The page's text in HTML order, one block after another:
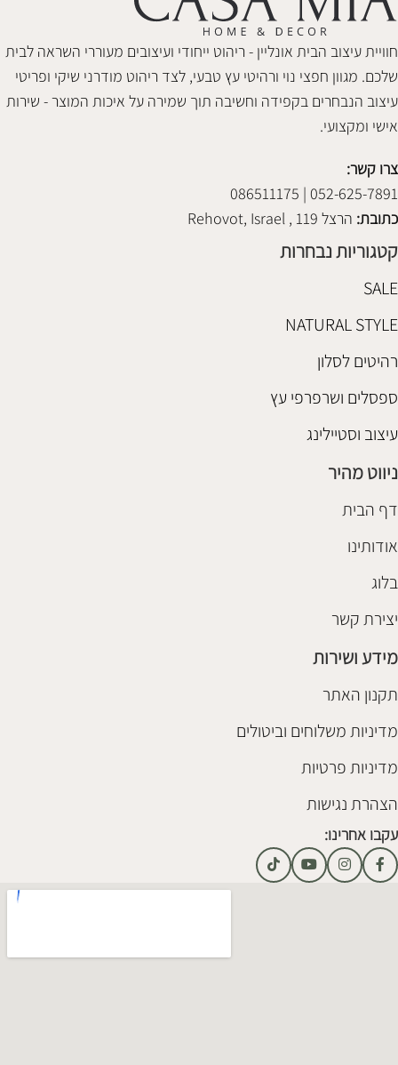
חוויית עיצוב הבית אונליין - ריהוט ייחודי ועיצובים מעוררי השראה לבית
שלכם. מגוון חפצי נוי ורהיטי עץ טבעי, לצד ריהוט מודרני שיקי ופריטי
עיצוב הנבחרים בקפידה וחשיבה תוך שמירה על איכות המוצר - שירות
אישי ומקצועי.
צרו קשר:
052-625-7891 | 086511175
כתובת: הרצל 119 , Rehovot, Israel
קטגוריות נבחרות
SALE
NATURAL STYLE
רהיטים לסלון
ספסלים ושרפרפי עץ
עיצוב וסטיילינג
ניווט מהיר
דף הבית
אודותינו
בלוג
יצירת קשר
מידע ושירות
תקנון האתר
מדיניות משלוחים וביטולים
מדיניות פרטיות
הצהרת נגישות
עקבו אחרינו: